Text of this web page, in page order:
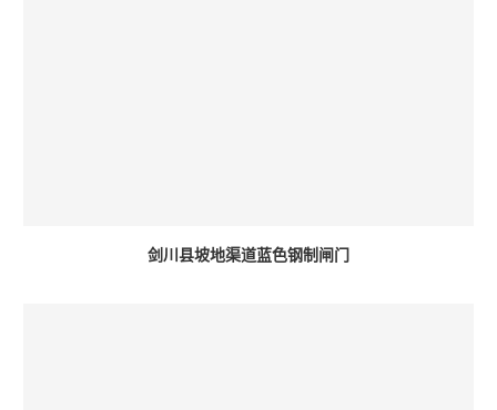
剑川县坡地渠道蓝色钢制闸门